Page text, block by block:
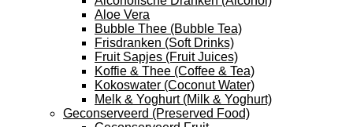
Aloe Vera
Bubble Thee (Bubble Tea)
Frisdranken (Soft Drinks)
Fruit Sapjes (Fruit Juices)
Koffie & Thee (Coffee & Tea)
Kokoswater (Coconut Water)
Melk & Yoghurt (Milk & Yoghurt)
Geconserveerd (Preserved Food)